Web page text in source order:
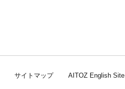
サイトマップ AITOZ English Site